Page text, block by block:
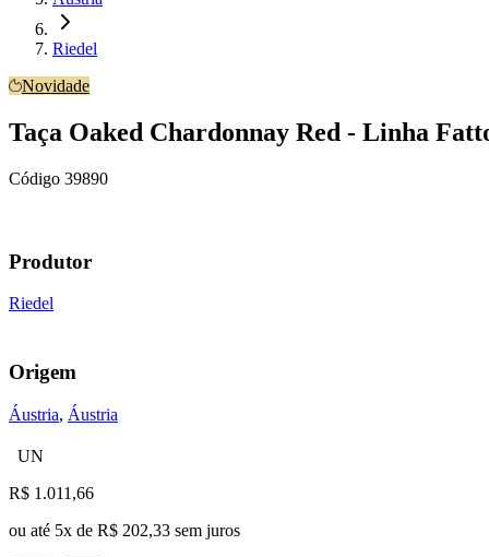
Riedel
Novidade
Taça Oaked Chardonnay Red - Linha
Código 39890
Produtor
Riedel
Origem
Áustria, Áustria
UN
R$ 1.011,66
ou até 5x de R$ 202,33 sem juros